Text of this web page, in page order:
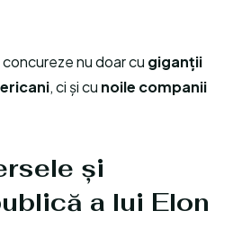
nu doar cu giganții
, ci și cu noile companii
și
a lui Elon